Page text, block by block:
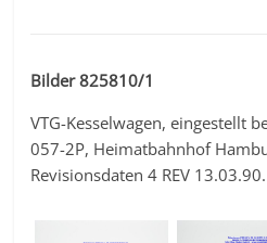
Bilder 825810/1
VTG-Kesselwagen, eingestellt
057-2P, Heimatbahnhof
Revisionsdaten 4 REV 13.03.90.